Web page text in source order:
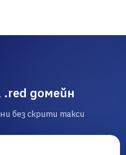
.red домейн
без скрити такси